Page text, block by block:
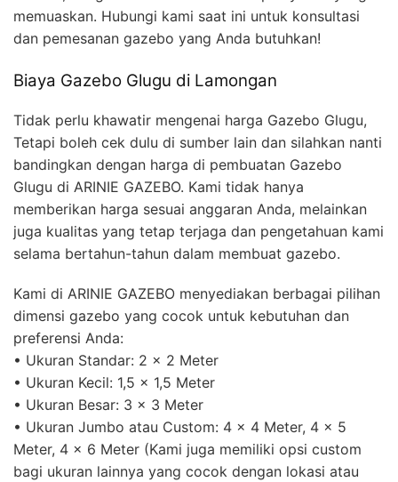
memuaskan. Hubungi kami saat ini untuk konsultasi
dan pemesanan gazebo yang Anda butuhkan!
Biaya Gazebo Glugu di Lamongan
Tidak perlu khawatir mengenai harga Gazebo Glugu,
Tetapi boleh cek dulu di sumber lain dan silahkan nanti
bandingkan dengan harga di pembuatan Gazebo
Glugu di ARINIE GAZEBO. Kami tidak hanya
memberikan harga sesuai anggaran Anda, melainkan
juga kualitas yang tetap terjaga dan pengetahuan kami
selama bertahun-tahun dalam membuat gazebo.
Kami di ARINIE GAZEBO menyediakan berbagai pilihan
dimensi gazebo yang cocok untuk kebutuhan dan
preferensi Anda:
• Ukuran Standar: 2 x 2 Meter
• Ukuran Kecil: 1,5 x 1,5 Meter
• Ukuran Besar: 3 x 3 Meter
• Ukuran Jumbo atau Custom: 4 x 4 Meter, 4 x 5
Meter, 4 x 6 Meter (Kami juga memiliki opsi custom
bagi ukuran lainnya yang cocok dengan lokasi atau